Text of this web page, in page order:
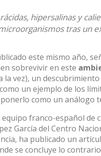
hipersalinas y
tras un
este mismo año,
sobrevivir en este
la vez), un
un ejemplo de los
como un análogo
franco-español de
García del Centro
ha publicado un
se concluye lo